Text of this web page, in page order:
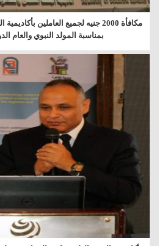
مكافأة 2000 جنيه لجميع العاملين
بمناسبة المولد النبوي والعام